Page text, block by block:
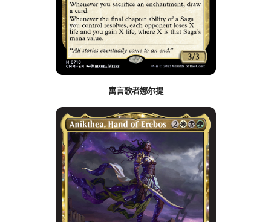
寓言歌者娜尔提